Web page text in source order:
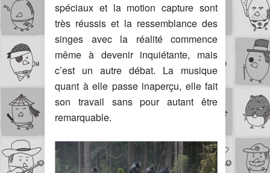
spéciaux et la motion capture sont
très réussis et la ressemblance des
singes avec la réalité commence
même à devenir inquiétante, mais
c’est un autre débat. La musique
quant à elle passe inaperçu, elle fait
son travail sans pour autant être
remarquable.